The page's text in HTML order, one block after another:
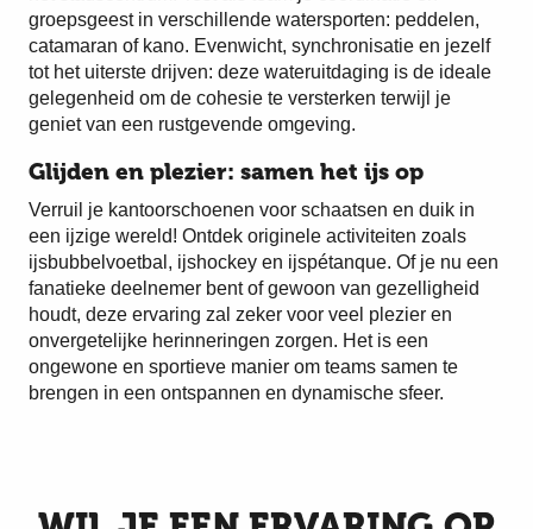
groepsgeest in verschillende watersporten: peddelen,
catamaran of kano. Evenwicht, synchronisatie en jezelf
tot het uiterste drijven: deze wateruitdaging is de ideale
gelegenheid om de cohesie te versterken terwijl je
geniet van een rustgevende omgeving.
Glijden en plezier: samen het ijs op
Verruil je kantoorschoenen voor schaatsen en duik in
een ijzige wereld! Ontdek originele activiteiten zoals
ijsbubbelvoetbal, ijshockey en ijspétanque. Of je nu een
fanatieke deelnemer bent of gewoon van gezelligheid
houdt, deze ervaring zal zeker voor veel plezier en
onvergetelijke herinneringen zorgen. Het is een
ongewone en sportieve manier om teams samen te
brengen in een ontspannen en dynamische sfeer.